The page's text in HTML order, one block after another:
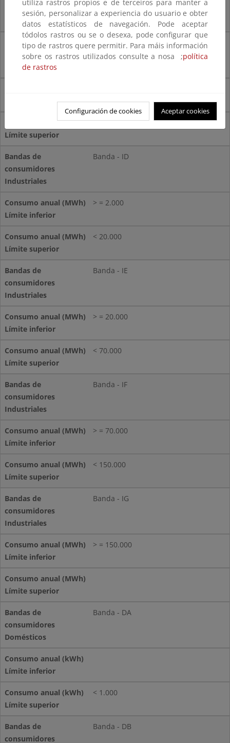
< 500
Banda - IC
< 2.000
Banda - ID
> = 2.000
< 20.000
Banda - IE
> = 20.000
< 70.000
Banda - IF
> = 70.000
< 150.000
Banda - IG
> = 150.000
Banda - DA
< 1.000
Banda - DB
utiliza rastros propios e de terceiros para manter a
sesión, personalizar a experiencia do usuario e obter
datos estatísticos de navegación. Pode aceptar
tódolos rastros ou se o desexa, pode configurar que
tipo de rastros quere permitir. Para máis información
sobre os rastros utilizados consulte a nosa ;política
de rastros
Configuración de cookies Aceptar cookies